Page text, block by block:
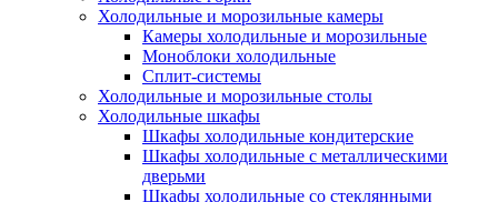
Холодильные и морозильные камеры
Камеры холодильные и морозильные
Моноблоки холодильные
Сплит-системы
Холодильные и морозильные столы
Холодильные шкафы
Шкафы холодильные кондитерские
Шкафы холодильные с металлическими
дверьми
Шкафы холодильные со стеклянными